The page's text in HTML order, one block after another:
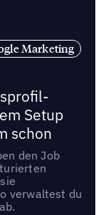
Marketing
Setup
schon
den Job
verwaltest du